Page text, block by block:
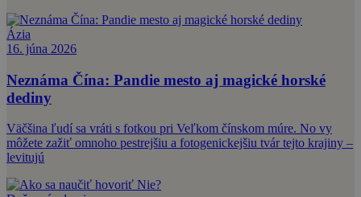
Ázia
16. júna 2026
Neznáma Čína: Pandie mesto aj magické horské
dediny
Väčšina ľudí sa vráti s fotkou pri Veľkom čínskom múre. No vy
môžete zažiť omnoho pestrejšiu a fotogenickejšiu tvár tejto krajiny –
levitujú